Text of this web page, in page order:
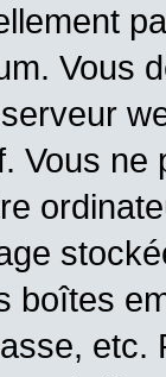
Vous
Vous
boîtes